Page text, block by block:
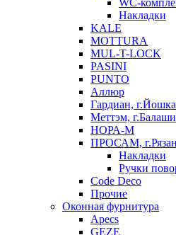
WC-
Накладки
KALE
MOTTURA
MUL-T-LOCK
PASINI
PUNTO
Аллюр
Гардиан,
Меттэм,
НОРА-М
ПРОСАМ,
Накладки
Ручки
Code Deco
Прочие
Оконная фурнитура
Apecs
GEZE